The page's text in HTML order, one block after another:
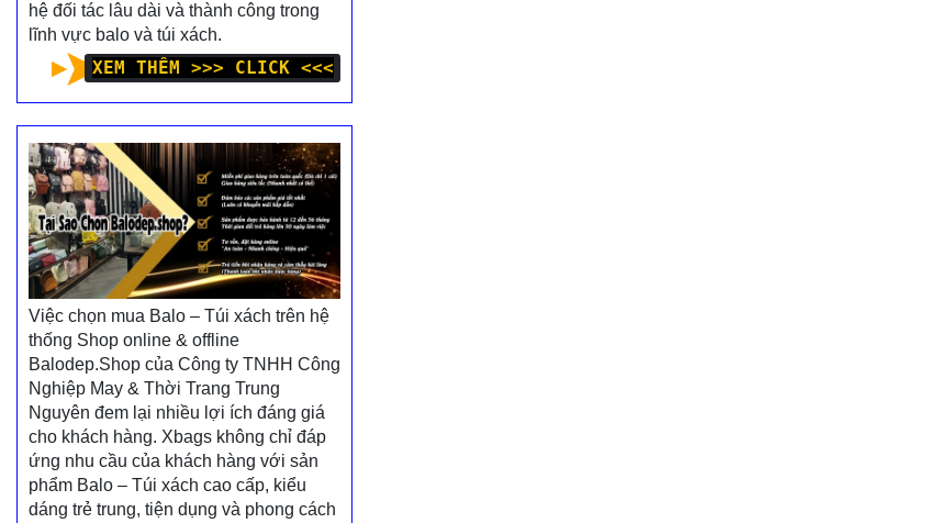
hệ đối tác lâu dài và thành công trong
lĩnh vực balo và túi xách.
XEM THÊM >>> CLICK <<<
Việc chọn mua Balo – Túi xách trên hệ
thống Shop online & offline
Balodep.Shop của Công ty TNHH Công
Nghiệp May & Thời Trang Trung
Nguyên đem lại nhiều lợi ích đáng giá
cho khách hàng. Xbags không chỉ đáp
ứng nhu cầu của khách hàng với sản
phẩm Balo – Túi xách cao cấp, kiểu
dáng trẻ trung, tiện dụng và phong cách